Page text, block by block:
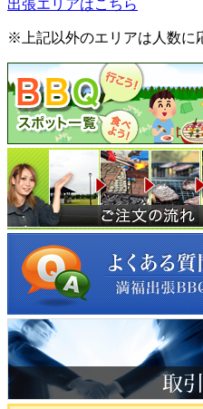
出張エリアはこちら
※上記以外のエリアは人数に